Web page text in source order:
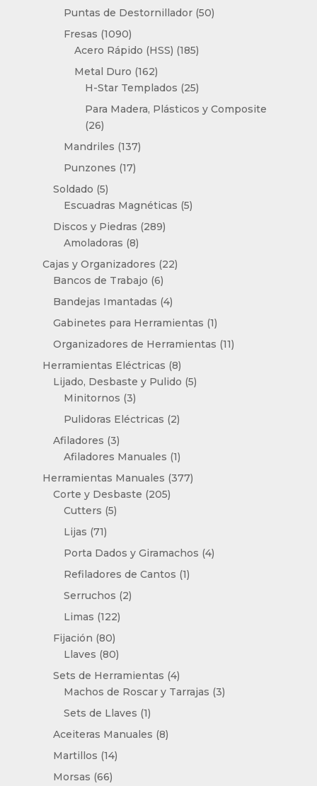
Puntas de Destornillador 5050
Fresas 10901090
productos
Acero Rápido (HSS) 185185
Metal Duro 162162
productos
H-Star Templados 2525
productos
Para Madera, Plásticos y Composite
2626
productos
Mandriles 137137
Punzones 1717
Soldado 55
productos
Escuadras Magnéticas 55
Discos y Piedras 289289
Amoladoras 88
productos
Cajas y Organizadores 2222
Bancos de Trabajo 66
productos
Bandejas Imantadas 44
productos
Gabinetes para Herramientas 11
producto
Organizadores de Herramientas 1111
Herramientas Eléctricas 88
productos
Lijado, Desbaste y Pulido 55
Minitornos 33
productos
Pulidoras Eléctricas 22
Afiladores 33
productos
Afiladores Manuales 11
producto
Herramientas Manuales 377377
Corte y Desbaste 205205
Cutters 55
Lijas 7171
productos
Porta Dados y Giramachos 44
Refiladores de Cantos 11
Serruchos 22
Limas 122122
Fijación 8080
productos
Llaves 8080
productos
Sets de Herramientas 44
productos
Machos de Roscar y Tarrajas 33
Sets de Llaves 11
producto
Aceiteras Manuales 88
Martillos 1414
Morsas 6666